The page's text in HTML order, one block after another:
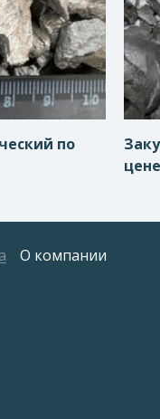
по
цене
О компании